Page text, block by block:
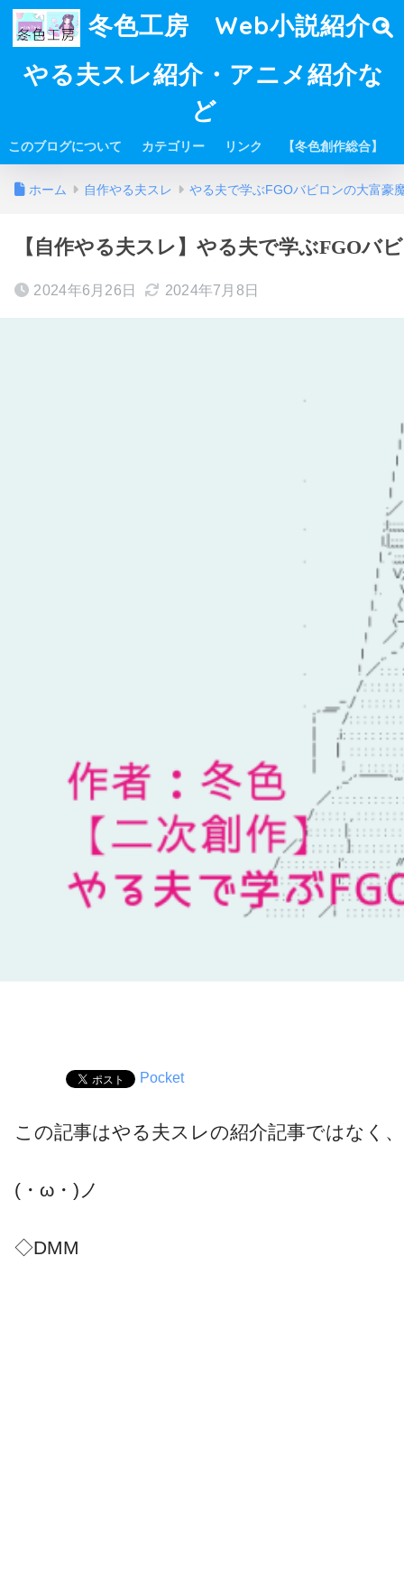
冬色工房 Web小説紹介・
やる夫スレ紹介・アニメ紹介な
ど
このブログについて カテゴリー リンク 【冬色創作総合】
ホーム 自作やる夫スレ やる夫で学ぶFGOバビロンの大富豪
【自作やる夫スレ】やる夫で学ぶFGOバ
2024年6月26日 2024年7月8日
Pocket
この記事はやる夫スレの紹介記事ではなく
(・ω・)ノ
◇DMM